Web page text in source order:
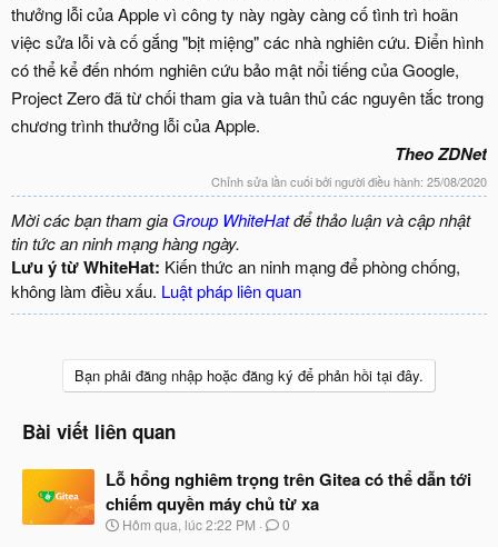
thưởng lỗi của Apple vì công ty này ngày càng cố tình trì hoãn
việc sửa lỗi và cố gắng "bịt miệng" các nhà nghiên cứu. Điển hình
có thể kể đến nhóm nghiên cứu bảo mật nổi tiếng của Google,
Project Zero đã từ chối tham gia và tuân thủ các nguyên tắc trong
chương trình thưởng lỗi của Apple.
Theo ZDNet
Chỉnh sửa lần cuối bởi người điều hành: 25/08/2020
Mời các bạn tham gia Group WhiteHatđể thảo luận và cập nhật
tin tức an ninh mạng hàng ngày.
Lưu ý từ WhiteHat: Kiến thức an ninh mạng để phòng chống,
không làm điều xấu. Luật pháp liên quan
Bạn phải đăng nhập hoặc đăng ký để phản hồi tại đây.
Bài viết liên quan
Lỗ hổng nghiêm trọng trên Gitea có thể dẫn tới
chiếm quyền máy chủ từ xa
N
Hôm qua, lúc 2:22 PM 0